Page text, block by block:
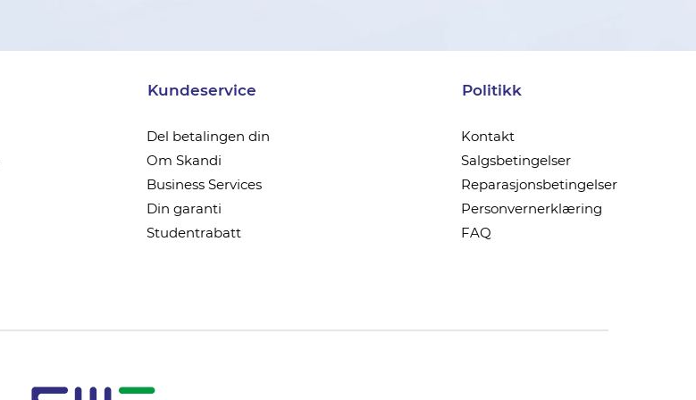
Kundeservice
Del betalingen din
Om Skandi
Business Services
Din garanti
Studentrabatt
Politikk
Kontakt
Salgsbetingelser
Reparasjonsbetingelser
Personvernerklæring
FAQ